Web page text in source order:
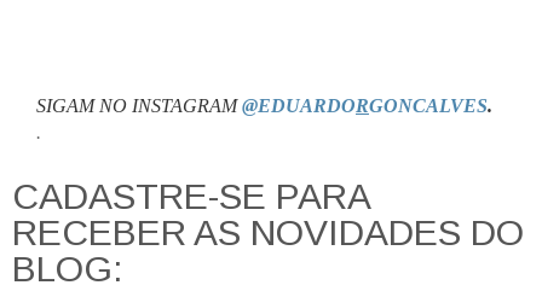
SIGAM NO INSTAGRAM@EDUARDORGONCALVES.
.
CADASTRE-SE PARA
RECEBER AS NOVIDADES DO
BLOG: